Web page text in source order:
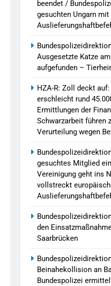
beendet /
gesuchten Ungarn mit
Ausgesetzte Katze
aufgefunden –
HZA-R: Zoll deckt
erschleicht rund
Ermittlungen der
Schwarzarbeit führen
Verurteilung wegen
gesuchtes Mitglied
Vereinigung geht ins
vollstreckt
den
Saarbrücken
Beinahekollision an
Bundespolizei